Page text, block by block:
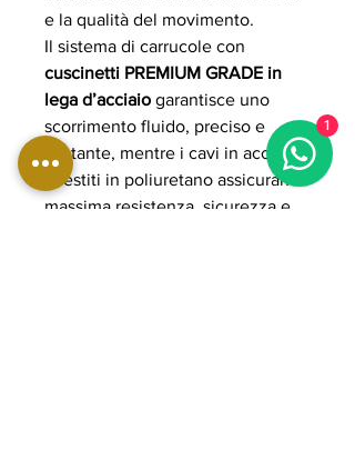
e la qualità del movimento.
Il sistema di carrucole con
cuscinetti PREMIUM GRADE in
lega d’acciaio garantisce uno
scorrimento fluido, preciso e
costante, mentre i cavi in acciaio
rivestiti in poliuretano assicurano
massima resistenza, sicurezza e
1